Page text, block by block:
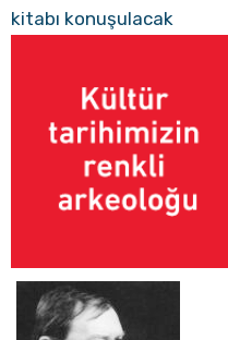
kitabı konuşulacak